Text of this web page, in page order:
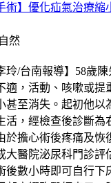
術】優化疝氣治療
然
玲/台南報導】58歲
適，活動、咳嗽或提
甚至消失。起初他以
活，經檢查後診斷為
於擔心術後疼痛及恢
大醫院泌尿科門診評
後數小時即可自行下